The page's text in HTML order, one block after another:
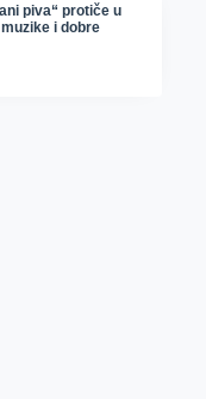
piva“ protiče u
i dobre